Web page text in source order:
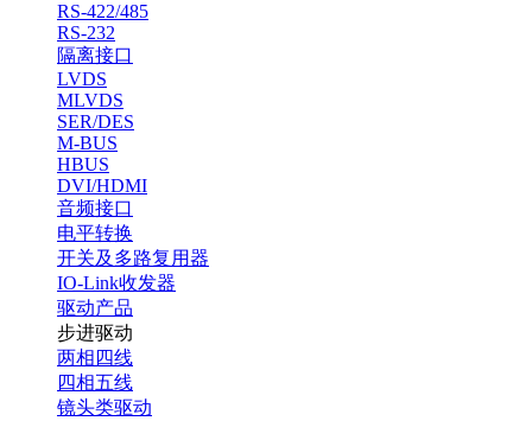
RS-422/485
RS-232
隔离接口
LVDS
MLVDS
SER/DES
M-BUS
HBUS
DVI/HDMI
音频接口
电平转换
开关及多路复用器
IO-Link收发器
驱动产品
步进驱动
两相四线
四相五线
镜头类驱动